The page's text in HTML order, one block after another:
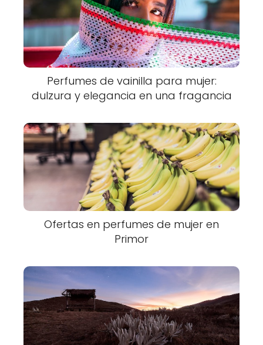
Perfumes de vainilla para mujer:
dulzura y elegancia en una fragancia
Ofertas en perfumes de mujer en
Primor